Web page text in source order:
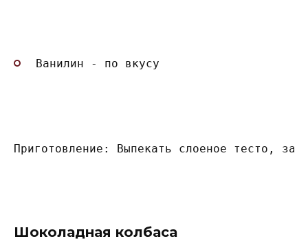
Ванилин - по вкусу
Приготовление: Выпекать слоеное тесто,
Шоколадная колбаса